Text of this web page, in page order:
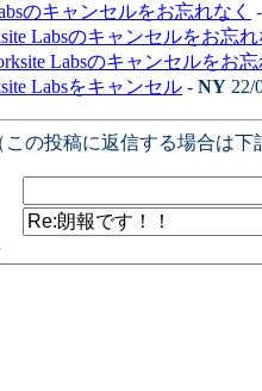
のキャンセルをお忘れなく -
Labsのキャンセルをお忘れ
Labsのキャンセルをお忘
Labsをキャンセル - NY 22/
この投稿に返信する場合は下